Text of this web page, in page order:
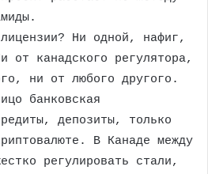
Ни одной, нафиг,
от канадского регулятора,
ни от любого другого.
банковская
депозиты, только
В Канаде между
регулировать стали,